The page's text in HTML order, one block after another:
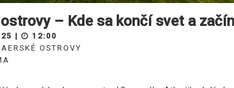
– Kde sa končí svet a
|
12:00
OSTROVY